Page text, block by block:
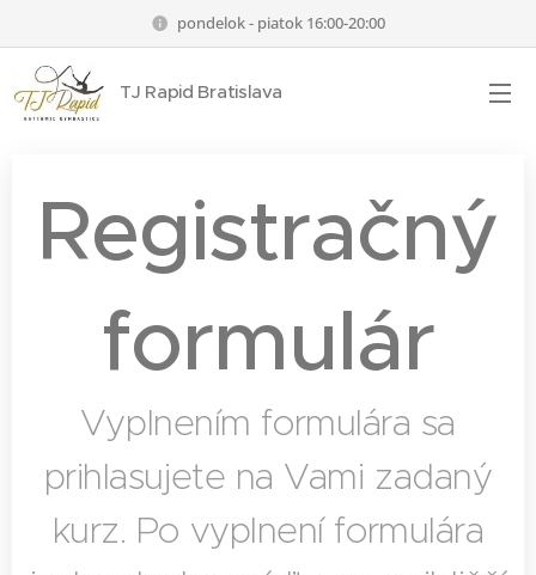
pondelok - piatok 16:00-20:00
TJ Rapid Bratislava
Registračný
formulár
Vyplnením formulára sa
prihlasujete na Vami zadaný
kurz. Po vyplnení formulára